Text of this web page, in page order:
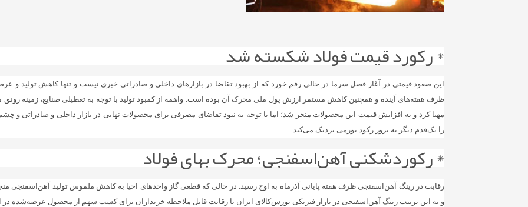
* رکورد قیمت فولاد شکسته شد
این صعود قیمتی در آغاز فصل سرما در حالی رقم خورد که از بهبود تقاضا در بازارهای داخلی و صادراتی خبری نیست و تنها کاهش تولید و
ظرف هفته‌‌‌های آینده و همچنین کاهش مستمر ارزش پول ملی محرک آن بوده است. واهمه از کمبود تولید با توجه به تعطیلی صنایع، زمینه
مهیا کرد و به افزایش قیمت‌‌‌ این محصولات منجر شد؛ اما با توجه به نبود تقاضای مصرفی برای محصولات نهایی در بازار داخلی و صادراتی و
را یک‌قدم دیگر به بروز رکود تورمی نزدیک می‌کند.
* رکوردشکنی آهن‌‌‌اسفنجی؛ محرک بهای فولاد
رقابت در رینگ آهن‌‌‌اسفنجی ظرف هفته پایانی آذرماه به اوج رسید. در حالی که قطعی گاز واحدهای احیا به کاهش ملموس تولید آهن‌‌‌اسفنجی
و به این ترتیب رینگ آهن‌‌‌اسفنجی در بازار فیزیکی بورس‌کالای ایران با رقابت قابل ملاحظه خریداران برای کسب سهم از محصول عرضه‌شده در